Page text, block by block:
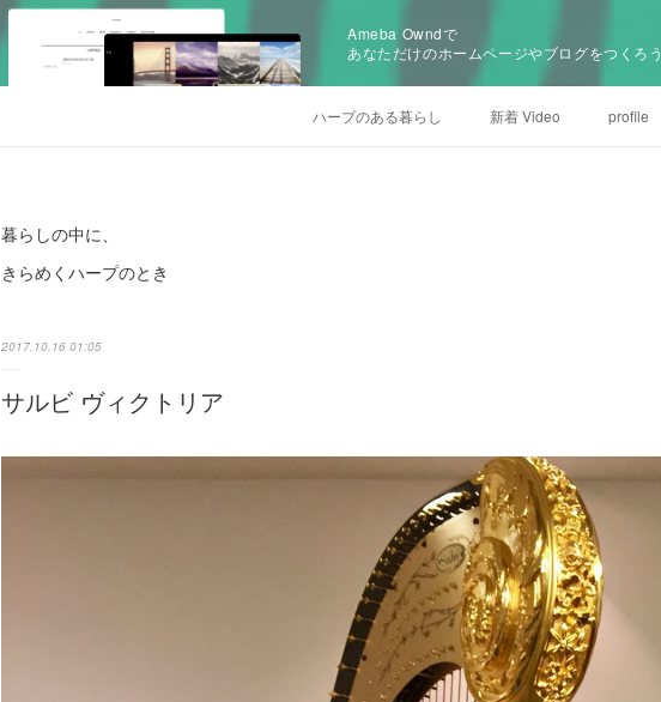
Ameba Owndで
あなただけのホームページやブログをつくろう
ハープのある暮らし 新着 Video profile
暮らしの中に、
きらめくハープのとき
2017.10.16 01:05
サルビ ヴィクトリア